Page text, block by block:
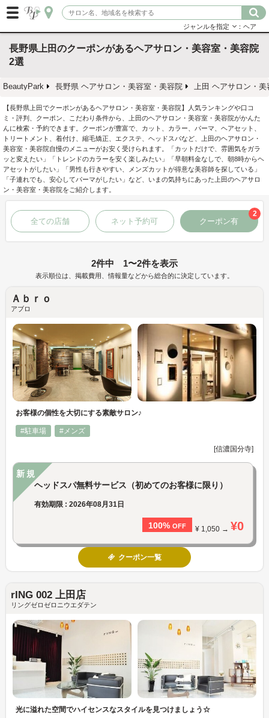
ジャンルを指定 ：ヘア
長野県上田のクーポンがあるヘアサロン・美容室・美容院
2選
BeautyPark 長野県 ヘアサロン・美容室・美容院 上田 ヘアサロン・美
【長野県上田でクーポンがあるヘアサロン・美容室・美容院】人気ランキングや口コ
ミ・評判、クーポン、こだわり条件から、上田のヘアサロン・美容室・美容院がかんた
んに検索・予約できます。クーポンが豊富で、カット、カラー、パーマ、ヘアセット、
トリートメント、着付け、縮毛矯正、エクステ、ヘッドスパなど、上田のヘアサロン・
美容室・美容院自慢のメニューがお安く受けられます。「カットだけで、雰囲気をガラ
ッと変えたい」「トレンドのカラーを安く楽しみたい」「早朝料金なしで、朝8時からヘ
アセットがしたい」「男性も行きやすい、メンズカットが得意な美容師を探している」
「子連れでも、安心してパーマがしたい」など、いまの気持ちにあった上田のヘアサロ
ン・美容室・美容院をご紹介します。
全ての店舗 ネット予約可 クーポン有
2
2件中 1〜2件を表示
表示順位は、掲載費用、情報量などから総合的に決定しています。
Ａｂｒｏ
アブロ
お客様の個性を大切にする素敵サロン♪
#駐車場 #メンズ
[信濃国分寺]
新規
ヘッドスパ無料サービス（初めてのお客様に限り）
有効期限 : 2026年08月31日
100% OFF ¥ 1,050 → ¥0
クーポン一覧
rING 002 上田店
リングゼロゼロニウエダテン
光に溢れた空間でハイセンスなスタイルを見つけましょう☆